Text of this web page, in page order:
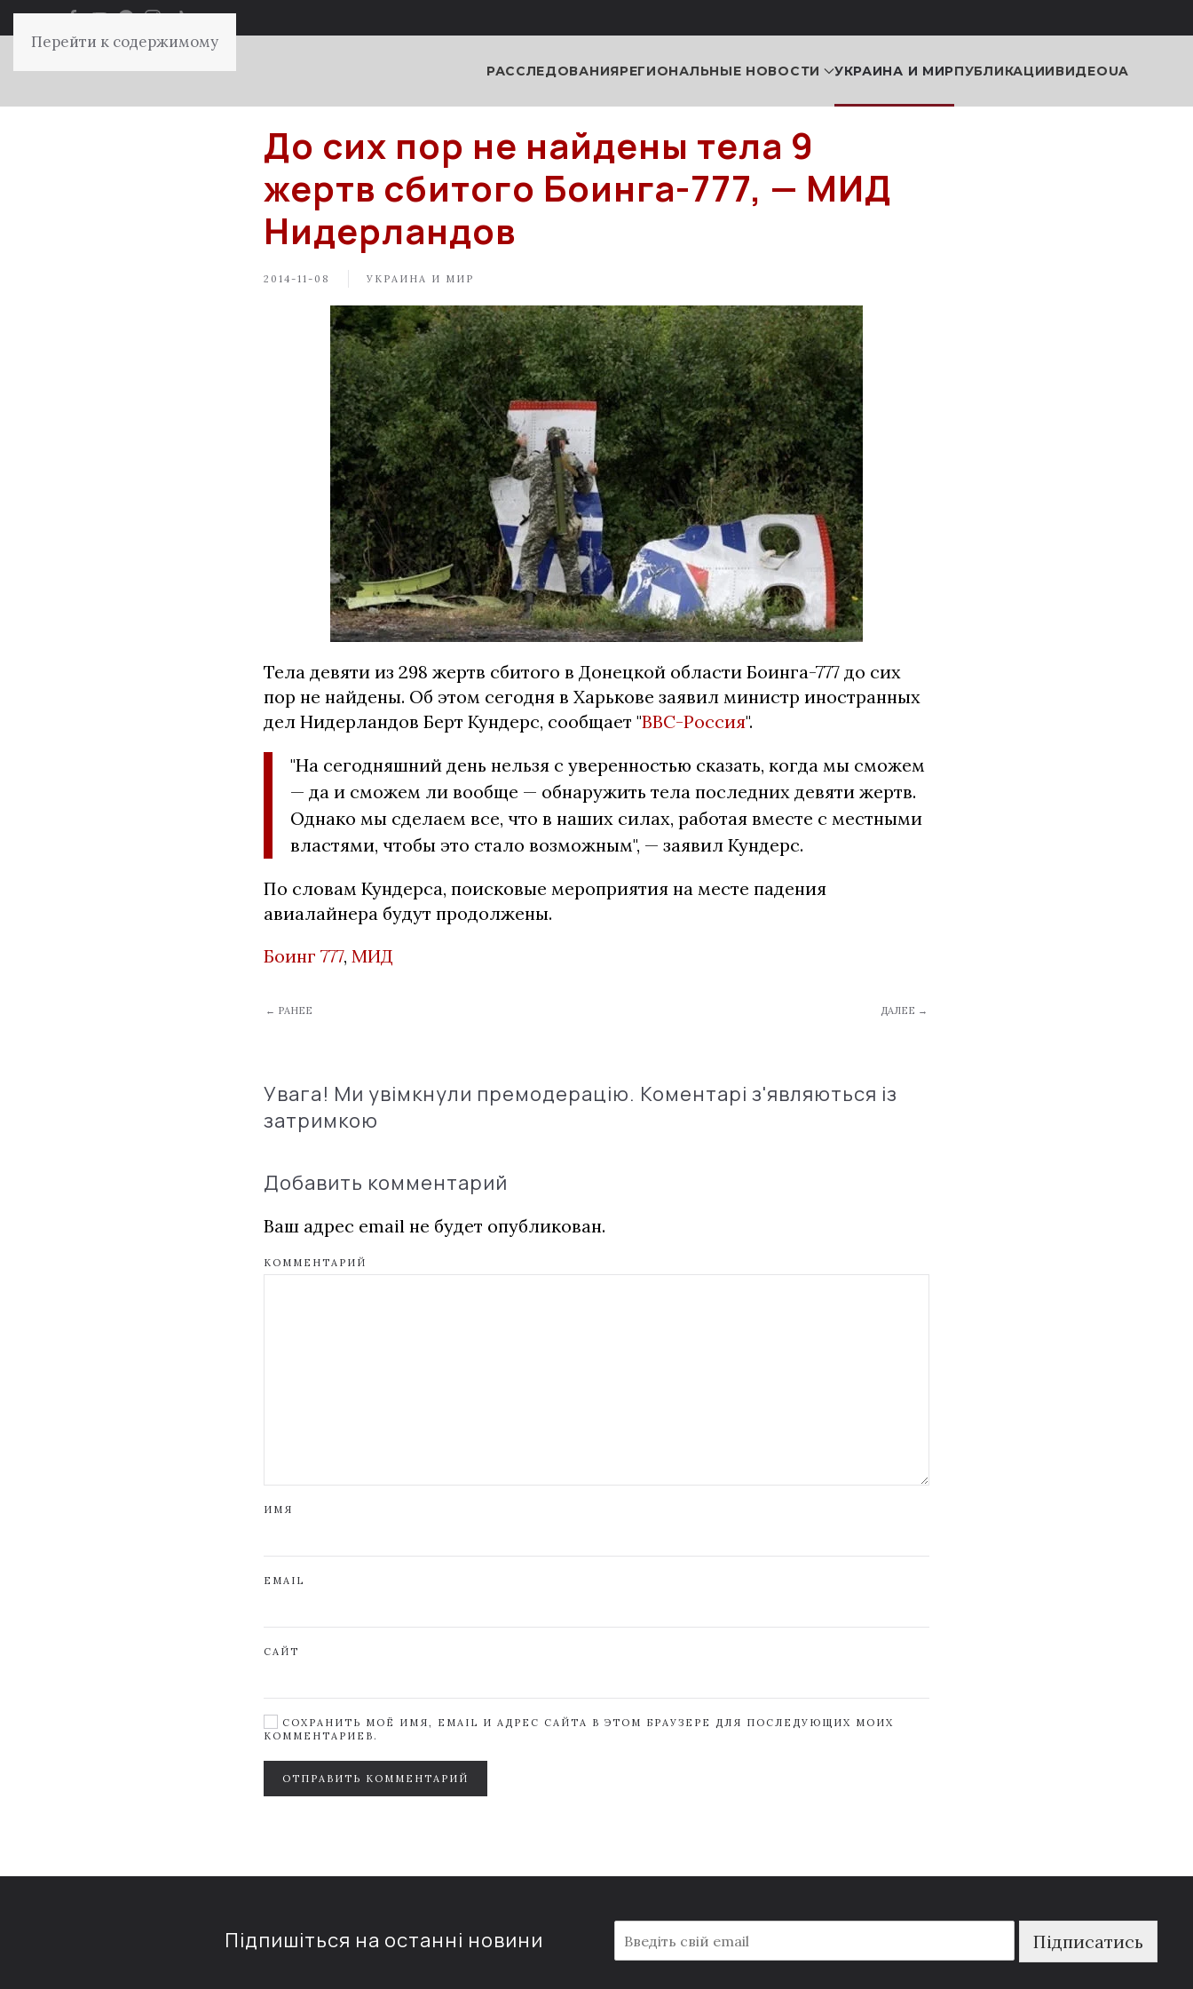
Перейти к содержимому
РАССЛЕДОВАНИЯРЕГИОНАЛЬНЫЕ НОВОСТИ УКРАИНА И МИРПУБЛИКАЦИИВИДЕОUA
До сих пор не найдены тела 9
жертв сбитого Боинга-777, — МИД
Нидерландов
2014-11-08 УКРАИНА И МИР
Тела девяти из 298 жертв сбитого в Донецкой области Боинга-777 до сих
пор не найдены. Об этом сегодня в Харькове заявил министр иностранных
дел Нидерландов Берт Кундерс, сообщает "BBC-Россия".
"На сегодняшний день нельзя с уверенностью сказать, когда мы сможем
— да и сможем ли вообще — обнаружить тела последних девяти жертв.
Однако мы сделаем все, что в наших силах, работая вместе с местными
властями, чтобы это стало возможным", — заявил Кундерс.
По словам Кундерса, поисковые мероприятия на месте падения
авиалайнера будут продолжены.
Боинг 777, МИД
← РАНЕЕ ДАЛЕЕ →
Увага! Ми увімкнули премодерацію. Коментарі з'являються із
затримкою
Добавить комментарий
Ваш адрес email не будет опубликован.
КОММЕНТАРИЙ
ИМЯ
EMAIL
САЙТ
СОХРАНИТЬ МОЁ ИМЯ, EMAIL И АДРЕС САЙТА В ЭТОМ БРАУЗЕРЕ ДЛЯ ПОСЛЕДУЮЩИХ МОИХ
КОММЕНТАРИЕВ.
ОТПРАВИТЬ КОММЕНТАРИЙ
Підпишіться на останні новини
m
a
Підписатись